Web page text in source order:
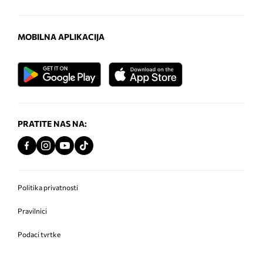
MOBILNA APLIKACIJA
PRATITE NAS NA:
Politika privatnosti
Pravilnici
Podaci tvrtke